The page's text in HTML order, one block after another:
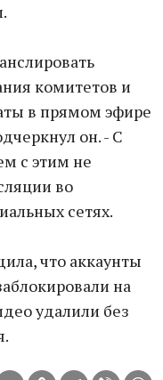
комитетов и
в прямом эфире
он. - С
с этим не
во
сетях.
что аккаунты
на
удалили без